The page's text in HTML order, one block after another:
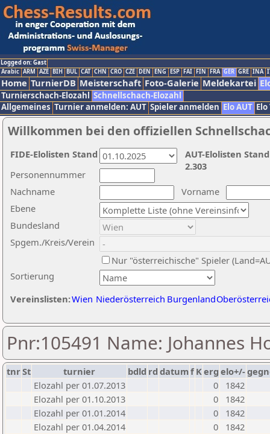
Logged on: Gast
Arabic ARM AZE BIH BUL CAT CHN CRO CZE DEN ENG ESP FAI FIN FRA GER GRE INA
Home TurnierDB Meisterschaft Foto-Galerie Meldekartei
Turnierschach-Elozahl Schnellschach-Elozahl
Allgemeines Turnier anmelden: AUT Spieler anmelden Elo AUT
Willkommen bei den offiziellen
Nachname
Vorname
Ebene
Sortierung
Personennummer
Bundesland
Spgem./Kreis/Verein
Nur "österreichische" Spieler
Vereinslisten:Wien Niederösterreich Burgenland
AUT-Elolisten
2.303
FIDE-Elolisten Stand
Pnr:105491 Name: Johannes
tnrSt turnier bdld rd datumf Kerg elo+/-
Elozahl per 01.07.2013
0
1842
Elozahl per 01.10.2013
0
1842
Elozahl per 01.01.2014
0
1842
Elozahl per 01.04.2014
0
1842